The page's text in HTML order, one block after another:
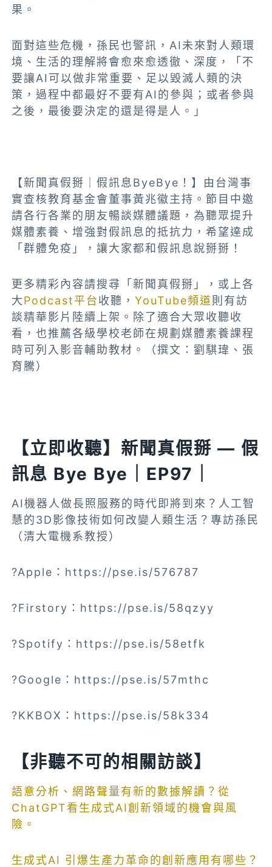
果。
面對這些危機，孫民也警訊，AI未來對人類環
境、生活的理解將會愈來愈透徹、深度，「不
要讓AI可以做非常重要、足以毀滅人類的決
策，過程中都最好不要有AI的參與；或者參與
之後，最後要決定的還是得是人。」
【新聞真假掰｜假訊息ByeBye！】由台灣事
實查核教育基金會董事黃兆徽主持。節目中邀
請各行各業的朋友暢談媒體議題，為聽眾提升
媒體素養、增強對假訊息的抵抗力，希望達成
「群體免疫」，讓大家都和假訊息說掰掰！
更多精彩內容請搜尋「新聞真假掰」，或上各
大Podcast平台收聽，YouTube頻道則有訪
談精華影片陸續上架。除了適合大眾收聽收
看，也推薦各級學校老師在規劃媒體素養課程
時可列入影音輔助教材。（撰文：劉騏瑋、張
育騰）
【立即收聽】新聞真假掰 — 假
訊息 Bye Bye｜EP97｜
AI機器人做長照服務的時代即將到來？人工智
慧的3D影像技術如何改變人類生活？專訪孫民
（清大電機系教授）
?Apple：https://pse.is/576787
?Firstory：https://pse.is/58qzyy
?Spotify：https://pse.is/58etfk
?Google：https://pse.is/57mthc
?KKBOX：https://pse.is/58k334
【非聽不可的相關訪談】
語意分析、網路聲量有新的數據解讀？從
ChatGPT看生成式AI創新領域的機會與風
險。
生成式AI 引爆生產力革命的創新應用有哪些？